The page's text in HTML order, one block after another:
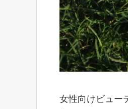
女性向けビュー